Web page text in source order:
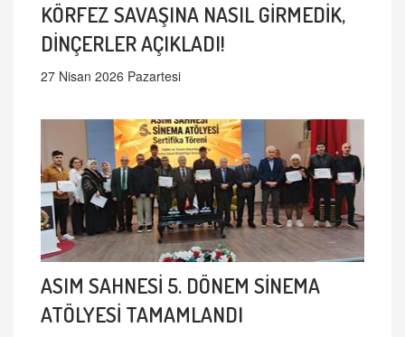
KÖRFEZ SAVAŞINA NASIL GİRMEDİK,
DİNÇERLER AÇIKLADI!
27 Nisan 2026 Pazartesi
ASIM SAHNESİ 5. DÖNEM SİNEMA
ATÖLYESİ TAMAMLANDI